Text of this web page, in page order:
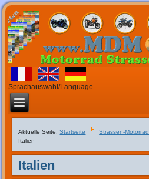
Sprachauswahl/Language
Aktuelle Seite:Startseite Strassen-Motorrad
Italien
Italien